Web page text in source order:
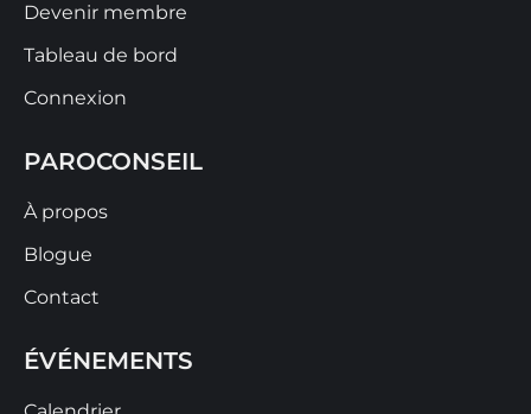
Devenir membre
Tableau de bord
Connexion
PAROCONSEIL
À propos
Blogue
Contact
ÉVÉNEMENTS